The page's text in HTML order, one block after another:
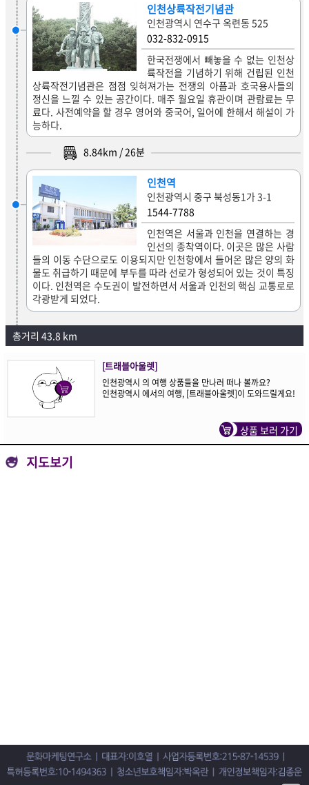
인천상륙작전기념관
인천광역시 연수구 옥련동 525
032-832-0915
한국전쟁에서 빼놓을 수 없는 인천상
륙작전을 기념하기 위해 건립된 인천
상륙작전기념관은 점점 잊혀져가는 전쟁의 아픔과 호국용사들의
정신을 느낄 수 있는 공간이다. 매주 월요일 휴관이며 관람료는 무
료다. 사전예약을 할 경우 영어와 중국어, 일어에 한해서 해설이 가
능하다.
8.84km /26분
인천역
인천광역시 중구 북성동1가 3-1
1544-7788
인천역은 서울과 인천을 연결하는 경
인선의 종착역이다. 이곳은 많은 사람
들의 이동 수단으로도 이용되지만 인천항에서 들어온 많은 양의 화
물도 취급하기 때문에 부두를 따라 선로가 형성되어 있는 것이 특징
이다. 인천역은 수도권이 발전하면서 서울과 인천의 핵심 교통로로
각광받게 되었다.
총거리 43.8 km
[트래블아울렛]
인천광역시 의 여행 상품들을 만나러 떠나 볼까요?
인천광역시 에서의 여행, [트래블아울렛]이 도와드릴게요!
상품 보러 가기
지도보기